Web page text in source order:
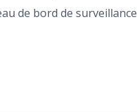
de bord de surveillance